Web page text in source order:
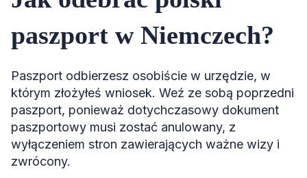
paszport w Niemczech?
Paszport odbierzesz osobiście w urzędzie, w
którym złożyłeś wniosek. Weź ze sobą poprzedni
paszport, ponieważ dotychczasowy dokument
paszportowy musi zostać anulowany, z
wyłączeniem stron zawierających ważne wizy i
zwrócony.